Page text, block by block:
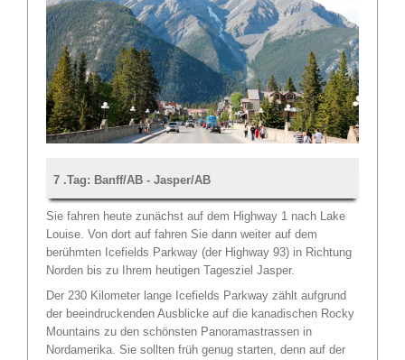
7 .Tag: Banff/AB - Jasper/AB
Sie fahren heute zunächst auf dem Highway 1 nach Lake
Louise. Von dort auf fahren Sie dann weiter auf dem
berühmten Icefields Parkway (der Highway 93) in Richtung
Norden bis zu Ihrem heutigen Tagesziel Jasper.
Der 230 Kilometer lange Icefields Parkway zählt aufgrund
der beeindruckenden Ausblicke auf die kanadischen Rocky
Mountains zu den schönsten Panoramastrassen in
Nordamerika. Sie sollten früh genug starten, denn auf der